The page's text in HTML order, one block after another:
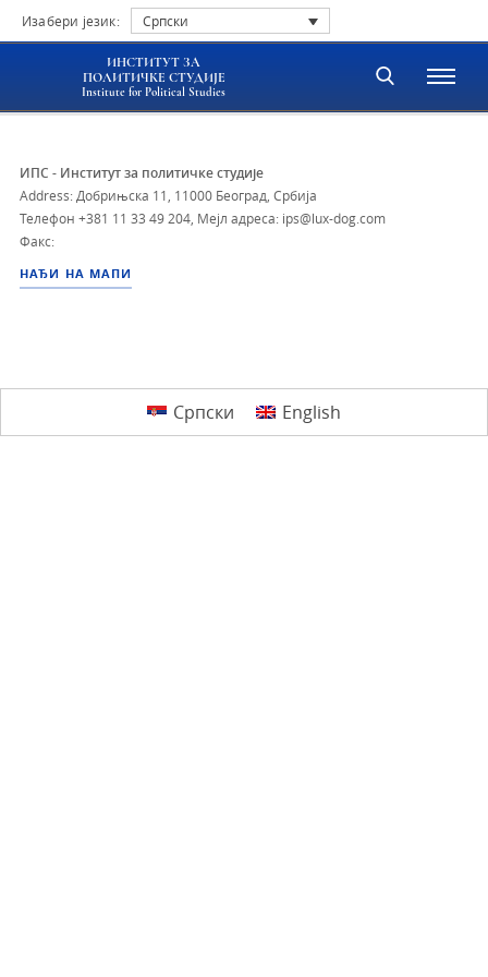
Изабери језик: Српски
ИНСТИТУТ ЗА
ПОЛИТИЧКЕ СТУДИЈЕ
Institute for Political Studies
ИПС - Институт за политичке студије
Address: Добрињска 11, 11000 Београд, Србија
Телефон +381 11 33 49 204 Мејл адреса: ips@lux-dog.com
Факс:
НАЂИ НА МАПИ
Српски English